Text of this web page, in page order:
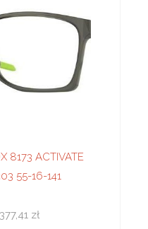
8173 ACTIVATE
55-16-141
377,41 zł